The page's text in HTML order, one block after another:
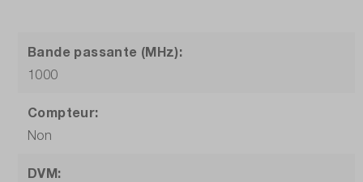
Bande passante (MHz):
1000
Compteur:
Non
DVM: